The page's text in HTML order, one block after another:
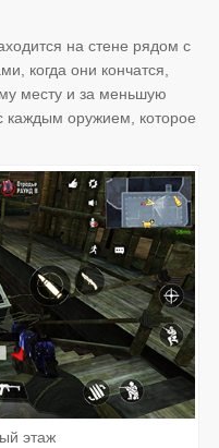
на стене рядом с
когда они кончатся,
месту и за меньшую
каждым оружием, которое
этаж